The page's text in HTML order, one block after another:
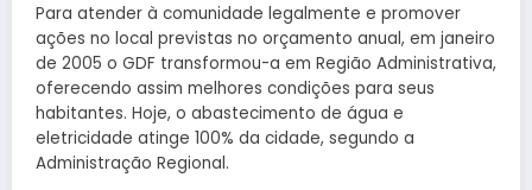
Para atender à comunidade legalmente e promover
ações no local previstas no orçamento anual, em janeiro
de 2005 o GDF transformou-a em Região Administrativa,
oferecendo assim melhores condições para seus
habitantes. Hoje, o abastecimento de água e
eletricidade atinge 100% da cidade, segundo a
Administração Regional.